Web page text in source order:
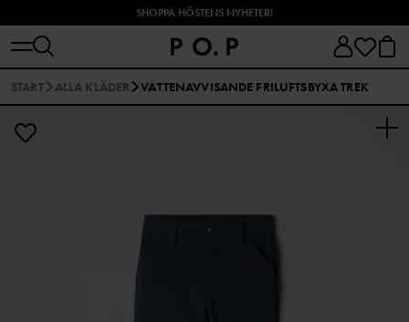
SHOPPA HÖSTENS NYHETER!
START ALLA KLÄDER VATTENAVVISANDE FRILUFTSBYXA TREK